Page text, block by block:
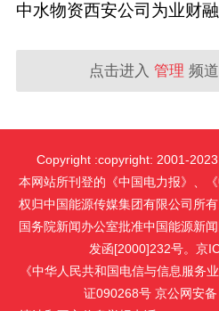
中水物资西安公司为业财
点击进入 管理 频
Copyright :copyright: 2001-
本网站所刊登的《中国电力报》、
权归中国能源传媒集团有限公司所
国务院新闻办公室批准中国能源新
发函[2000]232号。京
《中华人民共和国电信与信息服务
证090268号 京公网安